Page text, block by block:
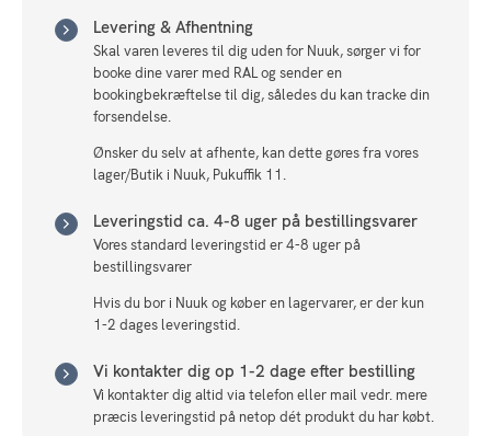
Levering & Afhentning
Skal varen leveres til dig uden for Nuuk, sørger vi for
booke dine varer med RAL og sender en
bookingbekræftelse til dig, således du kan tracke din
forsendelse.
Ønsker du selv at afhente, kan dette gøres fra vores
lager/Butik i Nuuk, Pukuffik 11.
Leveringstid ca. 4-8 uger på bestillingsvarer
Vores standard leveringstid er 4-8 uger på
bestillingsvarer
Hvis du bor i Nuuk og køber en lagervarer, er der kun
1-2 dages leveringstid.
Vi kontakter dig op 1-2 dage efter bestilling
Vi kontakter dig altid via telefon eller mail vedr. mere
præcis leveringstid på netop dét produkt du har købt.